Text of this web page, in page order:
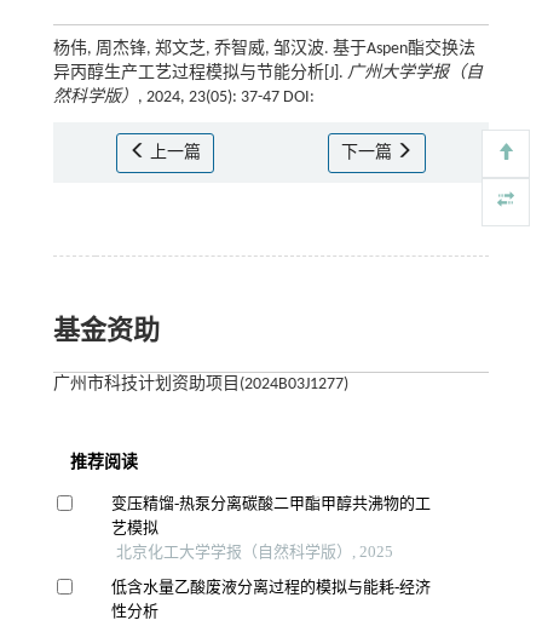
杨伟, 周杰锋, 郑文芝, 乔智威, 邹汉波. 基于Aspen酯交换法
异丙醇生产工艺过程模拟与节能分析[J]. 广州大学学报（自
然科学版） , 2024, 23(05): 37-47 DOI:
上一篇 下一篇
基金资助
广州市科技计划资助项目(2024B03J1277)